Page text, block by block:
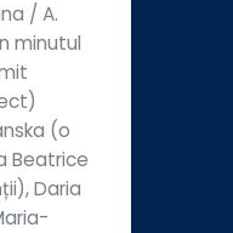
/ A.
minutul
(o
Beatrice
Daria